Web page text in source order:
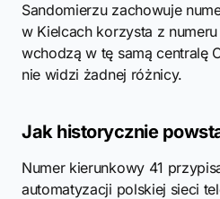
Sandomierzu zachowuje
w Kielcach korzysta z
wchodzą w tę samą centralę
nie widzi żadnej różnicy.
Jak historycznie
Numer kierunkowy 41
automatyzacji polskiej sieci